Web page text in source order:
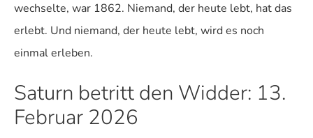
wechselte, war 1862. Niemand, der heute lebt, hat das
erlebt. Und niemand, der heute lebt, wird es noch
einmal erleben.
Saturn betritt den Widder: 13.
Februar 2026